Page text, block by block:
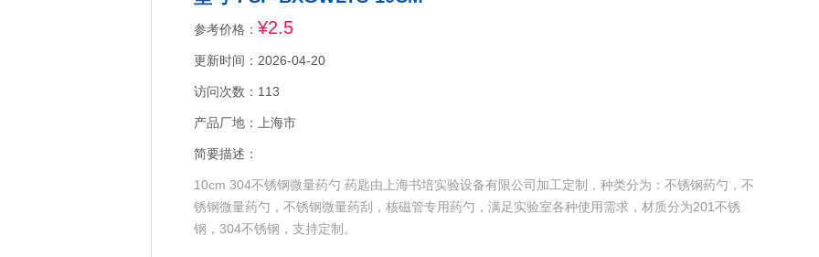
参考价格： ¥2.5
更新时间：2026-04-20
访问次数：113
产品厂地：上海市
简要描述：
10cm 304不锈钢微量药勺 药匙由上海书培实验设备有限公司加工定制，种类分为：不锈钢药勺，不
锈钢微量药勺，不锈钢微量药刮，核磁管专用药勺，满足实验室各种使用需求，材质分为201不锈
钢，304不锈钢，支持定制。